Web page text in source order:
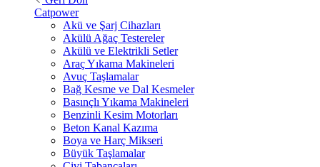
Catpower
Akü ve Şarj Cihazları
Akülü Ağaç Testereler
Akülü ve Elektrikli Setler
Araç Yıkama Makineleri
Avuç Taşlamalar
Bağ Kesme ve Dal Kesmeler
Basınçlı Yıkama Makineleri
Benzinli Kesim Motorları
Beton Kanal Kazıma
Boya ve Harç Mikseri
Büyük Taşlamalar